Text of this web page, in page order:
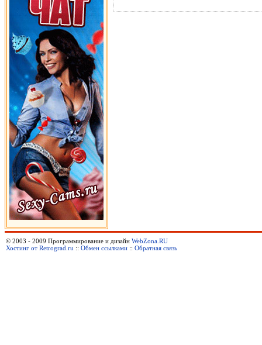
© 2003 - 2009 Программирование и дизайн WebZona.RU
Хостинг от Retrograd.ru :: Обмен ссылками :: Обратная связь